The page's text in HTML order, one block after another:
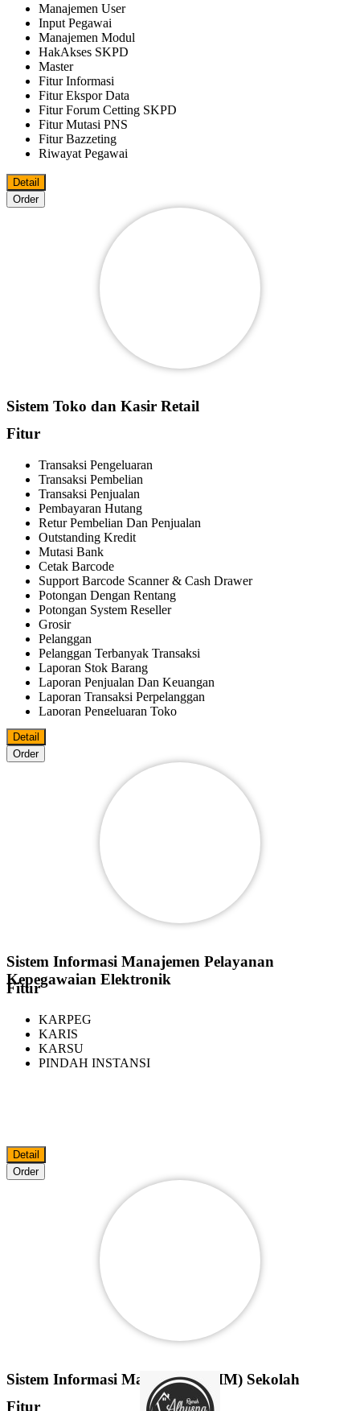
Manajemen User
Input Pegawai
Manajemen Modul
HakAkses SKPD
Master
Fitur Informasi
Fitur Ekspor Data
Fitur Forum Cetting SKPD
Fitur Mutasi PNS
Fitur Bazzeting
Riwayat Pegawai
Detail
Order
Sistem Toko dan Kasir Retail
Fitur
Transaksi Pengeluaran
Transaksi Pembelian
Transaksi Penjualan
Pembayaran Hutang
Retur Pembelian Dan Penjualan
Outstanding Kredit
Mutasi Bank
Cetak Barcode
Support Barcode Scanner & Cash Drawer
Potongan Dengan Rentang
Potongan System Reseller
Grosir
Pelanggan
Pelanggan Terbanyak Transaksi
Laporan Stok Barang
Laporan Penjualan Dan Keuangan
Laporan Transaksi Perpelanggan
Laporan Pengeluaran Toko
Laporan Fee Marketer
Bisa Import/Export Data Master Ke MS.Excel
Bisa Export Data File Ke PDF
Bisa Digunakan Beberapa Komputer Dalam Satu Jaringan
Detail
Order
Sistem Informasi Manajemen Pelayanan
Kepegawaian Elektronik
Fitur
KARPEG
KARIS
KARSU
PINDAH INSTANSI
Detail
Order
Sistem Informasi Manajemen (SIM) Sekolah
Fitur